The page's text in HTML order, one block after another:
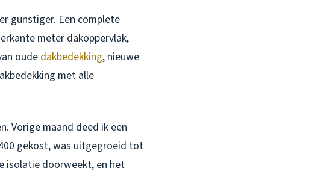
gunstiger. Een complete
meter dakoppervlak,
oude dakbedekking, nieuwe
met alle
Vorige maand deed ik een
gekost, was uitgegroeid tot
isolatie doorweekt, en het